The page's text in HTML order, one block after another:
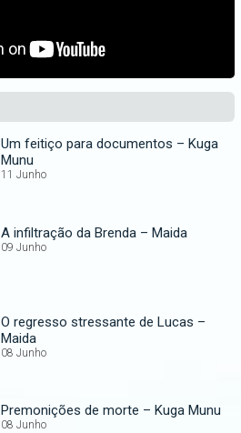
Um feitiço para documentos – Kuga
Munu
11 Junho
A infiltração da Brenda – Maida
09 Junho
O regresso stressante de Lucas –
Maida
08 Junho
Premonições de morte – Kuga Munu
08 Junho